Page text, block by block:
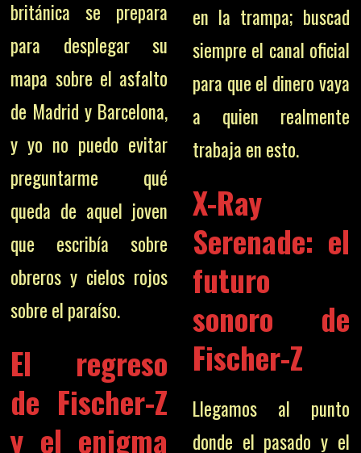
británica se prepara
para desplegar su
mapa sobre el asfalto
de Madrid y Barcelona,
y yo no puedo evitar
preguntarme qué
queda de aquel joven
que escribía sobre
obreros y cielos rojos
sobre el paraíso.
El regreso
de Fischer-Z
y el enigma
en la trampa; buscad
siempre el canal oficial
para que el dinero vaya
a quien realmente
trabaja en esto.
X-Ray
Serenade: el
futuro
sonoro de
Fischer-Z
Llegamos al punto
donde el pasado y el